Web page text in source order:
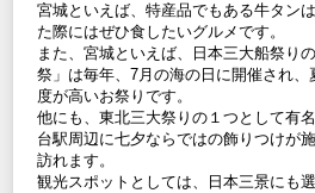
宮城といえば、特産品でもある牛タン
た際にはぜひ食したいグルメです。
また、宮城といえば、日本三大船祭り
祭」は毎年、7月の海の日に開催され、
度が高いお祭りです。
他にも、東北三大祭りの１つとして有
台駅周辺に七夕ならではの飾りつけが
訪れます。
観光スポットとしては、日本三景にも